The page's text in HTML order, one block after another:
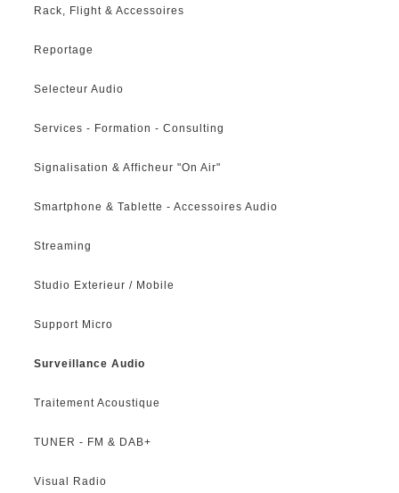
Rack, Flight & Accessoires
Reportage
Selecteur Audio
Services - Formation - Consulting
Signalisation & Afficheur "On Air"
Smartphone & Tablette - Accessoires Audio
Streaming
Studio Exterieur / Mobile
Support Micro
Surveillance Audio
Traitement Acoustique
TUNER - FM & DAB+
Visual Radio